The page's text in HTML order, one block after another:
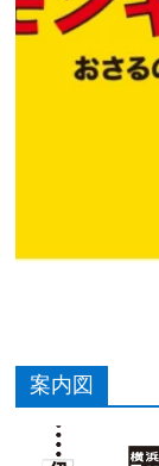
案内図